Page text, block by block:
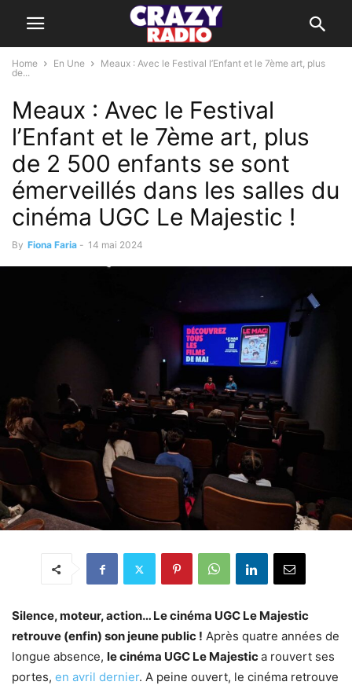
Home En Une
Meaux : Avec le Festival l’Enfant et le 7ème art, plus
de...
Meaux : Avec le Festival
l’Enfant et le 7ème art, plus
de 2 500 enfants se sont
émerveillés dans les salles du
cinéma UGC Le Majestic !
By Fiona Faria - 14 mai 2024
Silence, moteur, action… Le cinéma UGC Le Majestic
retrouve (enfin) son jeune public ! Après quatre années de
longue absence, le cinéma UGC Le Majestica rouvert ses
portes, en avril dernier. A peine ouvert, le cinéma retrouve